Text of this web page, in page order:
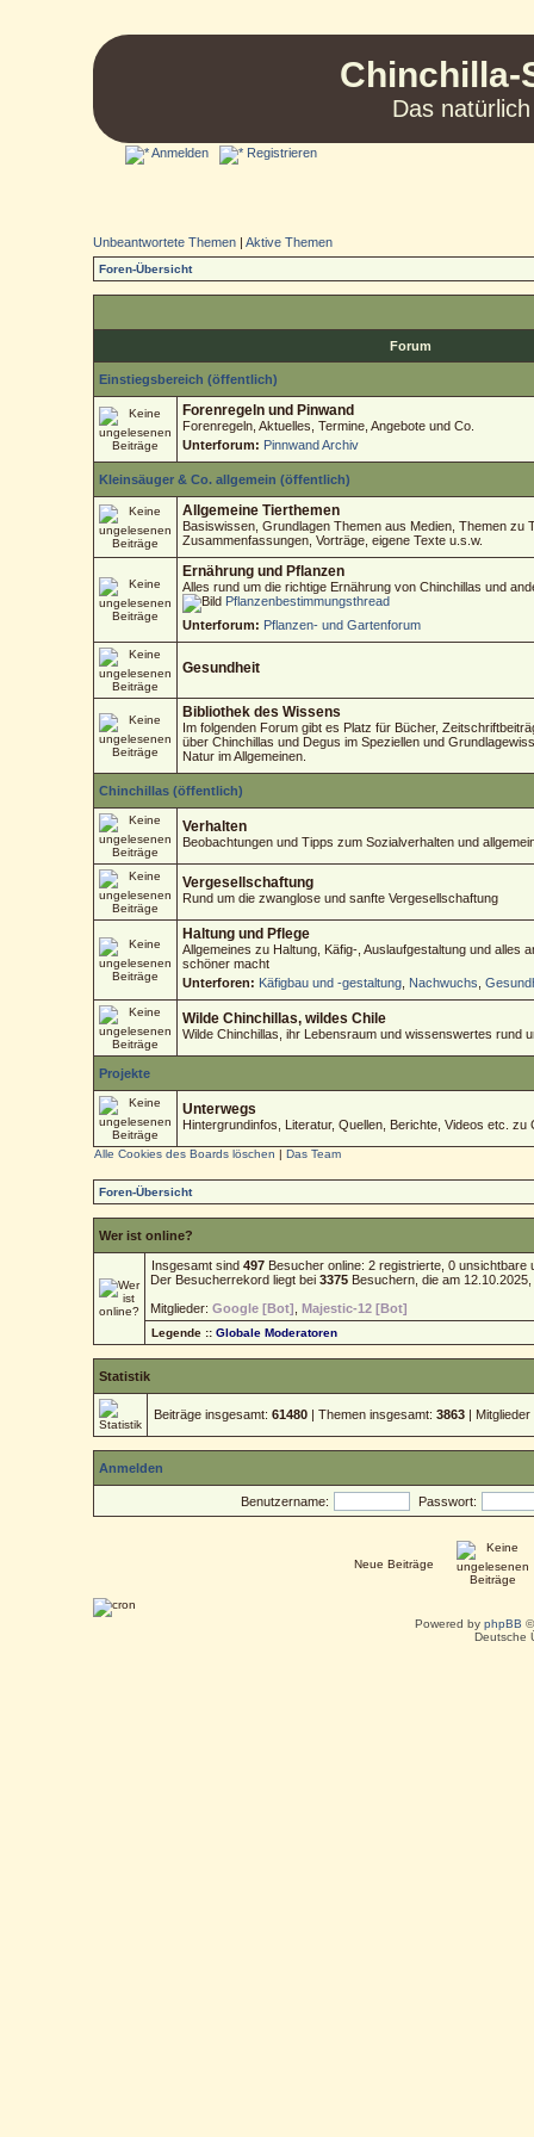
Chinchilla-
Das
Anmelden Registrieren
Unbeantwortete Themen |Aktive Themen
Foren-Übersicht
Forum
Einstiegsbereich (öffentlich)
Forenregeln und Pinwand
Forenregeln, Aktuelles, Termine, Angebote und Co.
Unterforum: Pinnwand Archiv
Kleinsäuger & Co. allgemein (öffentlich)
Allgemeine Tierthemen
Basiswissen, Grundlagen Themen aus Medien, Themen zu
Zusammenfassungen, Vorträge, eigene Texte u.s.w.
Ernährung und Pflanzen
Alles rund um die richtige Ernährung von Chinchillas und
Pflanzenbestimmungsthread
Unterforum: Pflanzen- und Gartenforum
Gesundheit
Bibliothek des Wissens
Im folgenden Forum gibt es Platz für Bücher,
über Chinchillas und Degus im Speziellen und
Natur im Allgemeinen.
Chinchillas (öffentlich)
Verhalten
Beobachtungen und Tipps zum Sozialverhalten und
Vergesellschaftung
Rund um die zwanglose und sanfte Vergesellschaftung
Haltung und Pflege
Allgemeines zu Haltung, Käfig-, Auslaufgestaltung und alles
schöner macht
Unterforen: Käfigbau und -gestaltung Nachwuchs ,
Wilde Chinchillas, wildes Chile
Wilde Chinchillas, ihr Lebensraum und wissenswertes rund
Projekte
Unterwegs
Hintergrundinfos, Literatur, Quellen, Berichte, Videos etc. zu
Alle Cookies des Boards löschen |Das Team
Foren-Übersicht
Wer ist online?
Insgesamt sind497 Besucher online: 2 registrierte, 0
Der Besucherrekord liegt bei3375 Besuchern, die am
Mitglieder:Google [Bot] ,Majestic-12 [Bot]
Legende ::Globale Moderatoren
Statistik
Beiträge insgesamt:61480 | Themen insgesamt:3863 |
Anmelden
Benutzername: Passwort:
Neue Beiträge
Powered by phpBB
Deutsche